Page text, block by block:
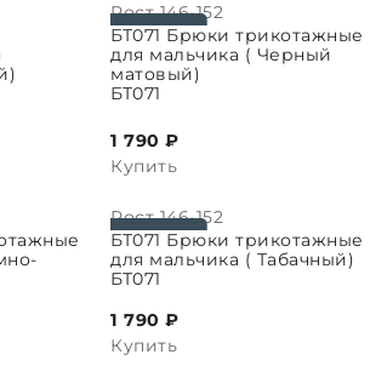
Рост 146-152
ВЫБРАТЬ ПАРАМЕТРЫ
БТ071 Брюки трикотажные
для мальчика ( Черный
матовый)
БТ071
1 790 ₽
Купить
Рост 146-152
ВЫБРАТЬ ПАРАМЕТРЫБТ071 Брюки трикотажные
для мальчика ( Табачный)
БТ071
1 790 ₽
Купить